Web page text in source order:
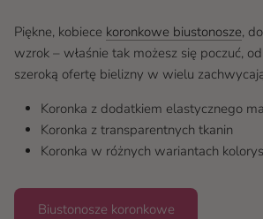
Piękne, kobiece koronkowe biustonosze,
wzrok – właśnie tak możesz się poczuć,
szeroką ofertę bielizny w wielu
Koronka z dodatkiem elastycznego
Koronka z transparentnych tkanin
Koronka w różnych wariantach
Biustonosze koronkowe